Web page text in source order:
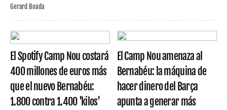
Gerard Boada
El Spotify Camp Nou costará
400 millones de euros más
que el nuevo Bernabéu:
1.800 contra 1.400 'kilos'
El Camp Nou amenaza al
Bernabéu: la máquina de
hacer dinero del Barça
apunta a generar más